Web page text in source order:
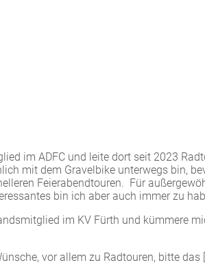
im ADFC und leite dort seit 2023
mit dem Gravelbike unterwegs bin,
Feierabendtouren. Für
bin ich aber auch immer zu
im KV Fürth und kümmere
vor allem zu Radtouren, bitte